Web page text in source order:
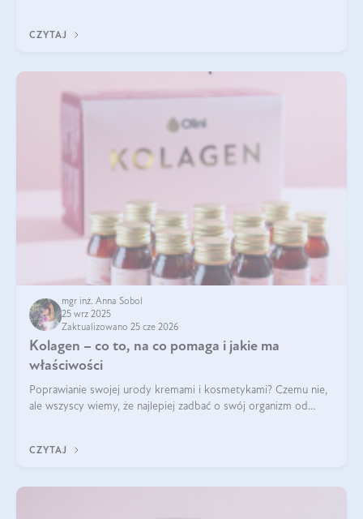
CZYTAJ
mgr inż. Anna Sobol
25 wrz 2025
Zaktualizowano 25 cze 2026
Kolagen – co to, na co pomaga i jakie ma
właściwości
Poprawianie swojej urody kremami i kosmetykami? Czemu nie,
ale wszyscy wiemy, że najlepiej zadbać o swój organizm od
wysokiej jakości suplem
CZYTAJ